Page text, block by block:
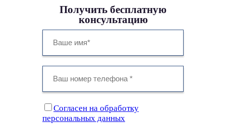
Получить бесплатную
консультацию
Cогласен на обработку
персональных данных